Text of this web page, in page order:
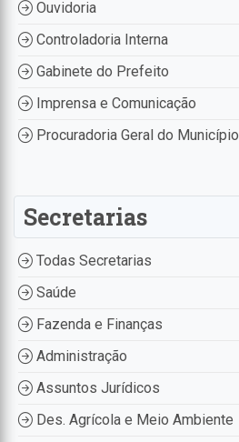
Ouvidoria
Controladoria Interna
Gabinete do Prefeito
Imprensa e Comunicação
Procuradoria Geral do Município
Secretarias
Todas Secretarias
Saúde
Fazenda e Finanças
Administração
Assuntos Jurídicos
Des. Agrícola e Meio Ambiente